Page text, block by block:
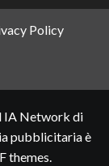
Policy
IA Network di
pubblicitaria è
themes.